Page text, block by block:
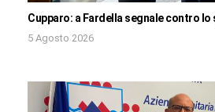
Cupparo: a Fardella segnale contro
5 Agosto 2026